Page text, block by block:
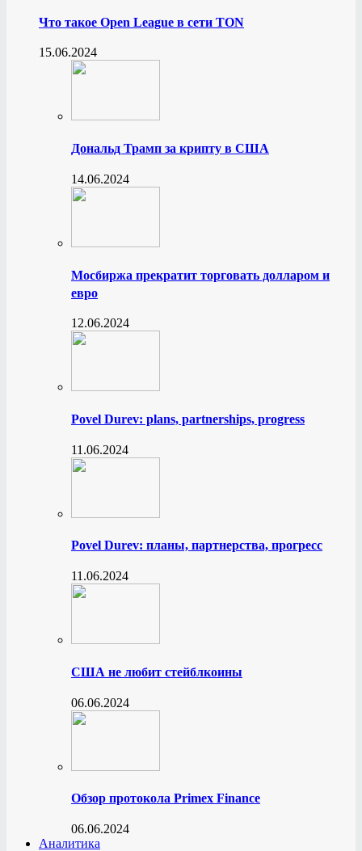
Что такое Open League в сети TON
15.06.2024
Дональд Трамп за крипту в США
14.06.2024
Мосбиржа прекратит торговать долларом и
евро
12.06.2024
Povel Durev: plans, partnerships, progress
11.06.2024
Povel Durev: планы, партнерства, прогресс
11.06.2024
США не любит стейблкоины
06.06.2024
Обзор протокола Primex Finance
06.06.2024
Аналитика